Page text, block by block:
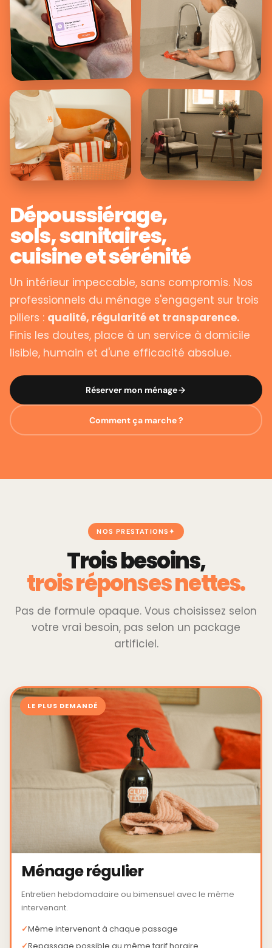
Dépoussiérage,
sols, sanitaires,
cuisine et sérénité
Un intérieur impeccable, sans compromis. Nos
professionnels du ménage s'engagent sur trois
piliers : qualité, régularité et transparence.
Finis les doutes, place à un service à domicile
lisible, humain et d'une efficacité absolue.
Réserver mon ménage
Comment ça marche ?
NOS PRESTATIONS
Trois besoins,
trois réponses nettes.
Pas de formule opaque. Vous choisissez selon
votre vrai besoin, pas selon un package
artificiel.
LE PLUS DEMANDÉ
Ménage régulier
Entretien hebdomadaire ou bimensuel avec le même
intervenant.
Même intervenant à chaque passage